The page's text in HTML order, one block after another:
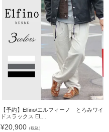
【予約】Elfino/エルフィーノ とろみワイ
ドスラックス EL...
¥20,900 （税込）